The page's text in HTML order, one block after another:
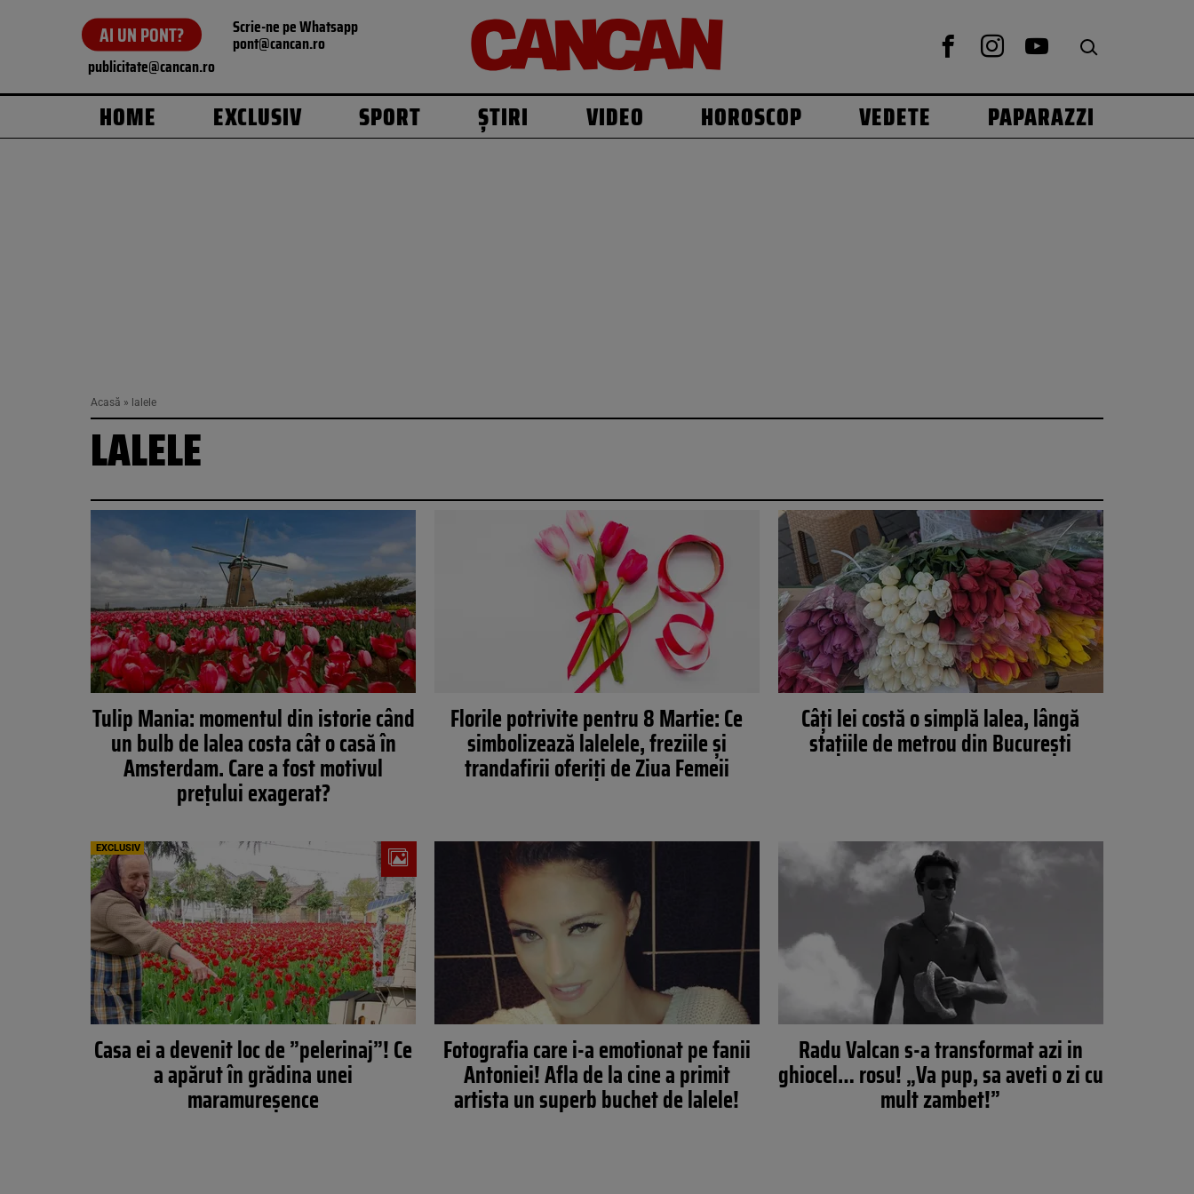
AI UN PONT? Scrie-ne pe Whatsapp
pont@cancan.ro
publicitate@cancan.ro
HOME EXCLUSIV SPORT ȘTIRI VIDEO HOROSCOP VEDETE PAPARAZZI
Acasă » lalele
LALELE
Tulip Mania: momentul din istorie când
un bulb de lalea costa cât o casă în
Amsterdam. Care a fost motivul
prețului exagerat?
Florile potrivite pentru 8 Martie: Ce
simbolizează lalelele, freziile și
trandafirii oferiți de Ziua Femeii
Câți lei costă o simplă lalea, lângă
stațiile de metrou din București
EXCLUSIV
Casa ei a devenit loc de ”pelerinaj”! Ce
a apărut în grădina unei
maramureșence
Fotografia care i-a emotionat pe fanii
Antoniei! Afla de la cine a primit
artista un superb buchet de lalele!
Radu Valcan s-a transformat azi in
ghiocel… rosu! „Va pup, sa aveti o zi cu
mult zambet!”